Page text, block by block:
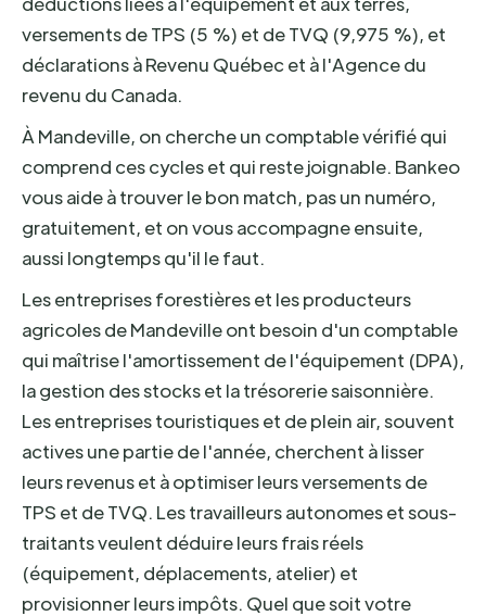
versements de TPS (5 %) et de TVQ (9,975 %), et
déclarations à Revenu Québec et à l'Agence du
revenu du Canada.
À Mandeville, on cherche un comptable vérifié qui
comprend ces cycles et qui reste joignable. Bankeo
vous aide à trouver le bon match, pas un numéro,
gratuitement, et on vous accompagne ensuite,
aussi longtemps qu'il le faut.
Les entreprises forestières et les producteurs
agricoles de Mandeville ont besoin d'un comptable
qui maîtrise l'amortissement de l'équipement (DPA),
la gestion des stocks et la trésorerie saisonnière.
Les entreprises touristiques et de plein air, souvent
actives une partie de l'année, cherchent à lisser
leurs revenus et à optimiser leurs versements de
TPS et de TVQ. Les travailleurs autonomes et sous-
traitants veulent déduire leurs frais réels
(équipement, déplacements, atelier) et
provisionner leurs impôts. Quel que soit votre